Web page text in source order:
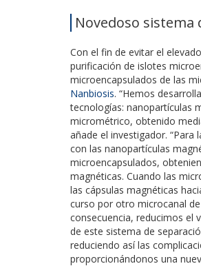
Novedoso sistema
Con el fin de evitar el
purificación de islotes
microencapsulados de las
Nanbiosis. “Hemos
tecnologías: nanopartículas
micrométrico, obtenido
añade el investigador.
con las nanopartículas
microencapsulados,
magnéticas. Cuando las
las cápsulas magnéticas
curso por otro microcanal
consecuencia, reducimos el
de este sistema de
reduciendo así las
proporcionándonos una